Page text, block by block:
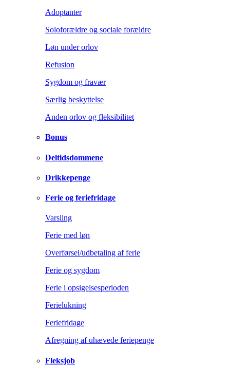
Adoptanter
Soloforældre og sociale forældre
Løn under orlov
Refusion
Sygdom og fravær
Særlig beskyttelse
Anden orlov og fleksibilitet
Bonus
Deltidsdommene
Drikkepenge
Ferie og feriefridage
Varsling
Ferie med løn
Overførsel/udbetaling af ferie
Ferie og sygdom
Ferie i opsigelsesperioden
Ferielukning
Feriefridage
Afregning af uhævede feriepenge
Fleksjob